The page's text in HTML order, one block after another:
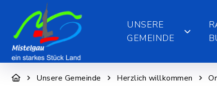
UNSERE
GEMEINDE
Unsere Gemeinde Herzlich willkommen